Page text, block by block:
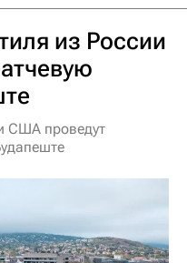
из России
США проведут